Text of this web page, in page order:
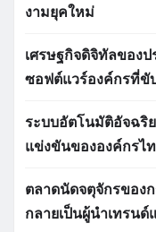
งามยุคใหม่
เศรษฐกิจดิจิทัลของป
ซอฟต์แวร์องค์กรที่ขั
ระบบอัตโนมัติอัจฉริ
แข่งขันขององค์กรไ
ตลาดนัดจตุจักรของ
กลายเป็นผู้นำเทรน